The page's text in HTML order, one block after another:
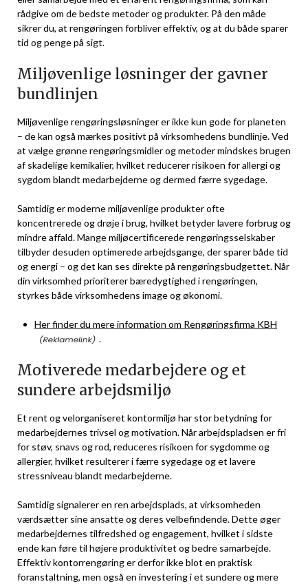
rådgive om de bedste metoder og produkter. På den måde
sikrer du, at rengøringen forbliver effektiv, og at du både sparer
tid og penge på sigt.
Miljøvenlige løsninger der gavner
bundlinjen
Miljøvenlige rengøringsløsninger er ikke kun gode for planeten
– de kan også mærkes positivt på virksomhedens bundlinje. Ved
at vælge grønne rengøringsmidler og metoder mindskes brugen
af skadelige kemikalier, hvilket reducerer risikoen for allergi og
sygdom blandt medarbejderne og dermed færre sygedage.
Samtidig er moderne miljøvenlige produkter ofte
koncentrerede og drøje i brug, hvilket betyder lavere forbrug og
mindre affald. Mange miljøcertificerede rengøringsselskaber
tilbyder desuden optimerede arbejdsgange, der sparer både tid
og energi – og det kan ses direkte på rengøringsbudgettet. Når
din virksomhed prioriterer bæredygtighed i rengøringen,
styrkes både virksomhedens image og økonomi.
Her finder du mere information om Rengøringsfirma KBH
.
Motiverede medarbejdere og et
sundere arbejdsmiljø
Et rent og velorganiseret kontormiljø har stor betydning for
medarbejdernes trivsel og motivation. Når arbejdspladsen er fri
for støv, snavs og rod, reduceres risikoen for sygdomme og
allergier, hvilket resulterer i færre sygedage og et lavere
stressniveau blandt medarbejderne.
Samtidig signalerer en ren arbejdsplads, at virksomheden
værdsætter sine ansatte og deres velbefindende. Dette øger
medarbejdernes tilfredshed og engagement, hvilket i sidste
ende kan føre til højere produktivitet og bedre samarbejde.
Effektiv kontorrengøring er derfor ikke blot en praktisk
foranstaltning, men også en investering i et sundere og mere